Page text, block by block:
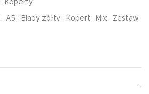
, Koperty
, A5 , Blady żółty , Kopert , Mix , Zestaw